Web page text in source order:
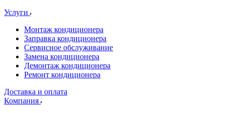
Услуги
Монтаж кондиционера
Заправка кондиционера
Сервисное обслуживание
Замена кондиционера
Демонтаж кондиционера
Ремонт кондиционера
Доставка и оплата
Компания